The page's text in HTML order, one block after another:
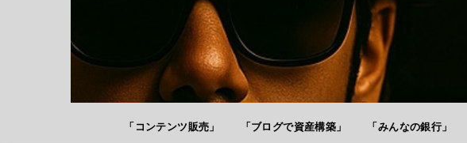
「コンテンツ販売」 「ブログで資産構築」 「みんなの銀行」